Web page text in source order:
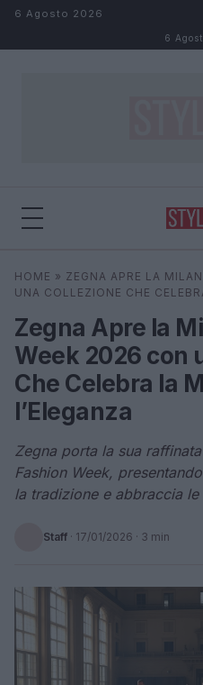
Salta al contenuto
6 Agosto 2026
6
Cerca
HOME » ZEGNA APRE LA
UNA COLLEZIONE CHE
Zegna Apre la
Week 2026 con
Che Celebra la
l’Eleganza
Zegna porta la sua
Fashion Week,
la tradizione e abbraccia
Staff · 17/01/2026 · 3 min